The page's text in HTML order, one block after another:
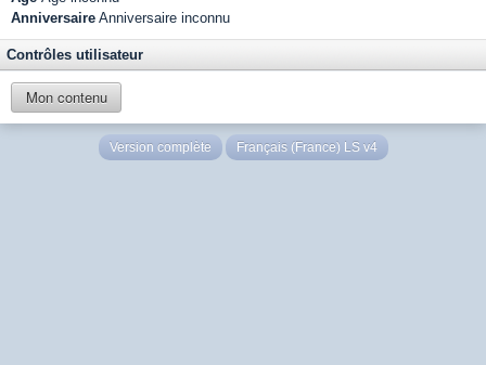
Anniversaire Anniversaire inconnu
Contrôles utilisateur
Mon contenu
Version complète Français (France) LS v4